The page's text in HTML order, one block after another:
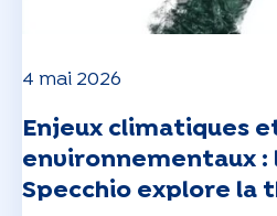
4 mai 2026
Enjeux climatiques
environnementaux :
Specchio explore la